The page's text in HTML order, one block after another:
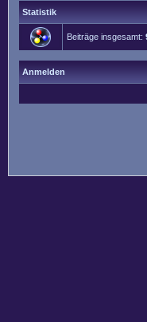
Statistik
Beiträge insgesamt:
Anmelden